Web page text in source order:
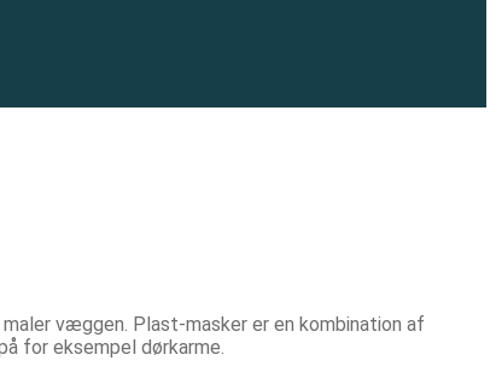
væggen. Plast-masker er en kombination af
for eksempel dørkarme.